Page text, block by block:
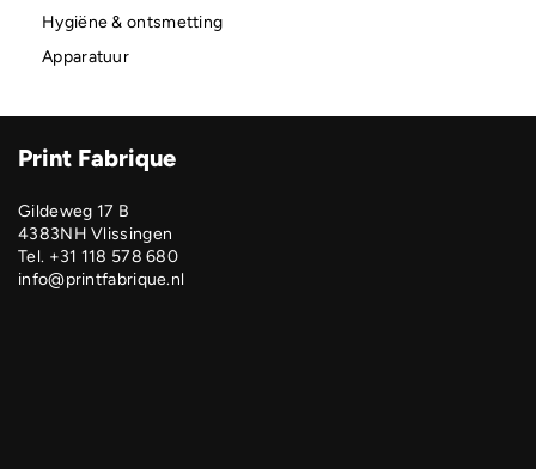
Hygiëne & ontsmetting
Apparatuur
Print Fabrique
Gildeweg 17 B
4383NH Vlissingen
Tel. +31 118 578 680
info@printfabrique.nl